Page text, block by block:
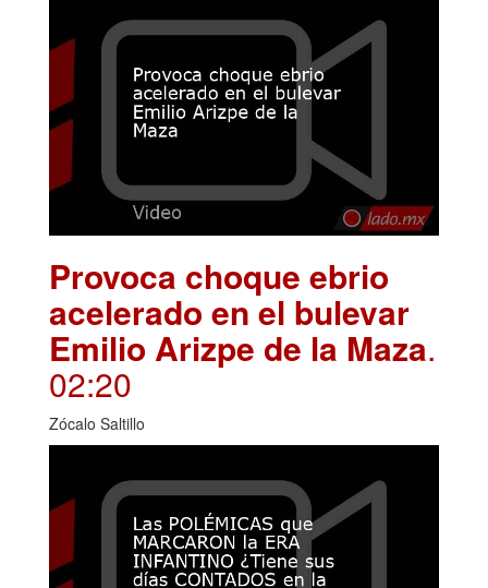
Provoca choque ebrio
acelerado en el bulevar
Emilio Arizpe de la Maza.
02:20
Zócalo Saltillo